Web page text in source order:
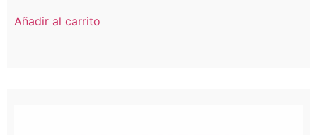
Añadir al carrito